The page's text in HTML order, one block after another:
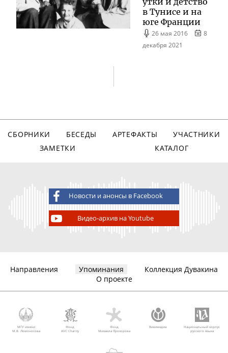
в Тунисе и на
юге Франции
26 мая 2016
8
декабря 2021
СБОРНИКИ БЕСЕДЫ АРТЕФАКТЫ
УЧАСТНИКИ
ЗАМЕТКИ
КАТАЛОГ
Новости и анонсы в Facebook
Видео-архив на Youtube
Направления Упоминания
Коллекция Дувакина
О проекте
МГУ имени
М.В. Ломоносова
Фонд
AVC Charity
Фонд
Михаила Прохорова
Викимедиа
Национальный корпус
русского языка